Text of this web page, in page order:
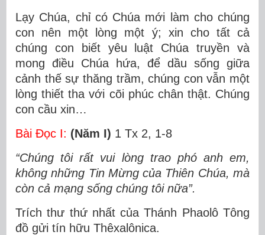
Lạy Chúa, chỉ có Chúa mới làm cho chúng
con nên một lòng một ý; xin cho tất cả
chúng con biết yêu luật Chúa truyền và
mong điều Chúa hứa, để dầu sống giữa
cảnh thế sự thăng trầm, chúng con vẫn một
lòng thiết tha với cõi phúc chân thật. Chúng
con cầu xin…
Bài Ðọc I: (Năm I) 1 Tx 2, 1-8
“Chúng tôi rất vui lòng trao phó anh em,
không những Tin Mừng của Thiên Chúa, mà
còn cả mạng sống chúng tôi nữa”.
Trích thư thứ nhất của Thánh Phaolô Tông
đồ gửi tín hữu Thêxalônica.